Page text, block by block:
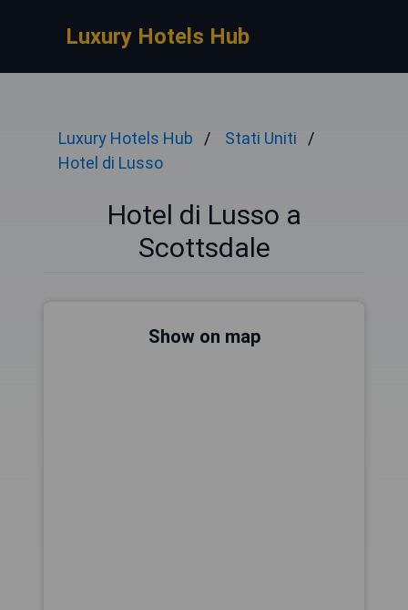
Luxury Hotels Hub
Luxury Hotels Hub
Stati Uniti
Hotel di Lusso
Hotel di Lusso a
Scottsdale
Show on map